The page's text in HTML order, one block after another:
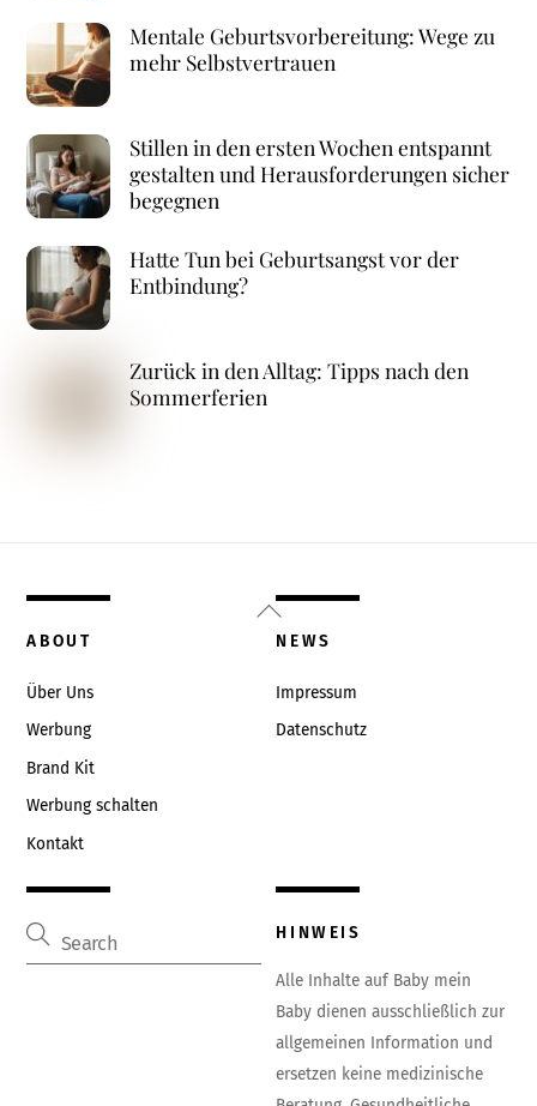
Mentale Geburtsvorbereitung: Wege zu
mehr Selbstvertrauen
Stillen in den ersten Wochen entspannt
gestalten und Herausforderungen sicher
begegnen
Hatte Tun bei Geburtsangst vor der
Entbindung?
Zurück in den Alltag: Tipps nach den
Sommerferien
Back
To
ABOUT
Über Uns
Werbung
Brand Kit
Werbung schalten
Kontakt
NEWS
Impressum
Datenschutz
HINWEIS
Alle Inhalte auf Baby mein
Baby dienen ausschließlich zur
allgemeinen Information und
ersetzen keine medizinische